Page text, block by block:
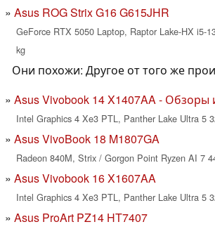
Asus ROG Strix G16 G615JHR
GeForce RTX 5050 Laptop, Raptor Lake-HX i5-
kg
Они похожи: Другое от того же
Asus Vivobook 14 X1407AA - Обзоры
Intel Graphics 4 Xe3 PTL, Panther Lake Ultra 5
Asus VivoBook 18 M1807GA
Radeon 840M, Strix / Gorgon Point Ryzen AI 7
Asus Vivobook 16 X1607AA
Intel Graphics 4 Xe3 PTL, Panther Lake Ultra 5
Asus ProArt PZ14 HT7407